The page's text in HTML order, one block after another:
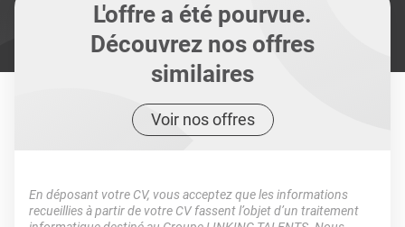
L'offre a été pourvue.
Découvrez nos offres
similaires
Voir nos offres
En déposant votre CV, vous acceptez que les informations
recueillies à partir de votre CV fassent l’objet d’un traitement